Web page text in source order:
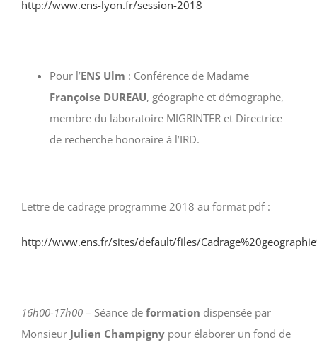
http://www.ens-lyon.fr/session-2018
Pour l’ENS Ulm : Conférence de Madame
Françoise DUREAU, géographe et démographe,
membre du laboratoire MIGRINTER et Directrice
de recherche honoraire à l’IRD.
Lettre de cadrage programme 2018 au format pdf :
http://www.ens.fr/sites/default/files/
16h00-17h00 – Séance de formation dispensée par
Monsieur Julien Champigny pour élaborer un fond de